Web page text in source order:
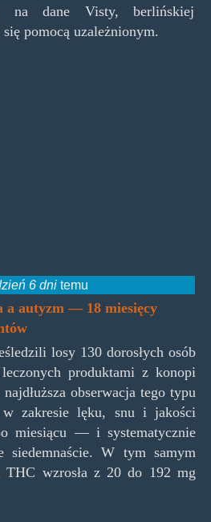
na dane Visty, berlińskiej
pomocą uzależnionym.
6 dni temu
a autyzm — 18 miesięcy
losy 130 dorosłych osób
produktami z konopi
obserwacja tego typu
w zakresie lęku, snu i jakości
miesiącu — i systematycznie
siedemnaście. W tym samym
THC wzrosła z 20 do 192 mg